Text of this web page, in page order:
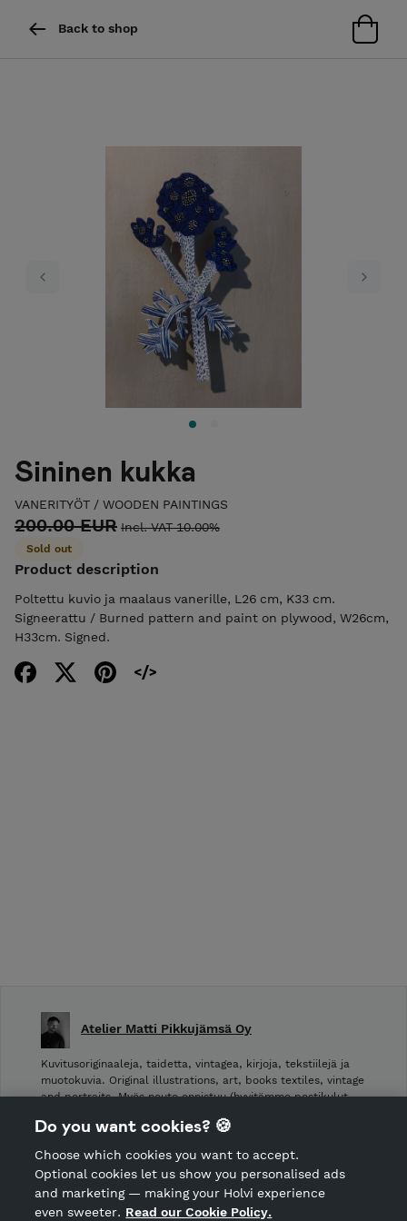
Back to shop
Previous Next
Sininen kukka
VANERITYÖT / WOODEN PAINTINGS
200.00 EUR Incl. VAT 10.00%
Sold out
Product description
Poltettu kuvio ja maalaus vanerille, L26 cm, K33 cm.
Signeerattu / Burned pattern and paint on plywood, W26cm,
H33cm. Signed.
Atelier Matti Pikkujämsä Oy
Kuvitusoriginaaleja, taidetta, vintagea, kirjoja, tekstiilejä ja
muotokuvia. Original illustrations, art, books textiles, vintage
and portraits. Myös nouto onnistuu (hyvitämme postikulut
CANCEL ORDER
Do you want cookies? 🍪
Choose which cookies you want to accept.
Optional cookies let us show you personalised ads
and marketing — making your Holvi experience
even sweeter. Read our Cookie Policy.